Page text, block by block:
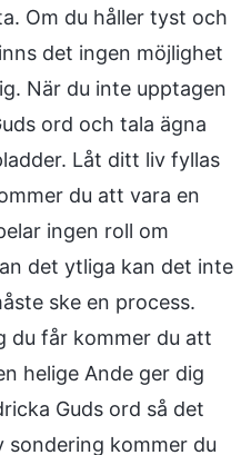
Om du håller tyst och
det ingen möjlighet
När du inte upptagen
ord och tala ägna
Låt ditt liv fyllas
du att vara en
ingen roll om
det ytliga kan det inte
ske en process.
du får kommer du att
helige Ande ger dig
Guds ord så det
kommer du